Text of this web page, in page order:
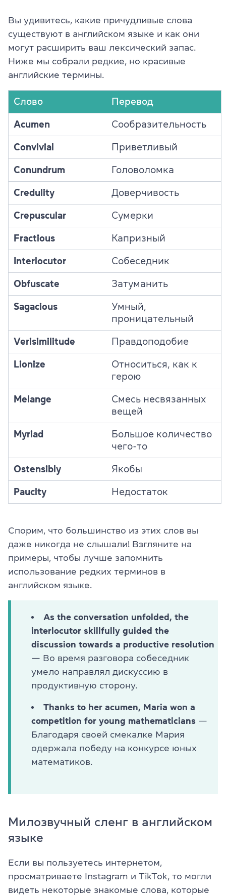
Вы удивитесь, какие причудливые слова
существуют в английском языке и как они
могут расширить ваш лексический запас.
Ниже мы собрали редкие, но красивые
английские термины.
Слово Перевод
Acumen Сообразительность
Convivial Приветливый
Conundrum Головоломка
Credulity Доверчивость
Crepuscular Сумерки
Fractious Капризный
Interlocutor Собеседник
Obfuscate Затуманить
Sagacious
Умный,
проницательный
Verisimilitude Правдоподобие
Lionize
Относиться, как к
герою
Melange
Смесь несвязанных
вещей
Myriad
Большое количество
чего-то
Ostensibly Якобы
Paucity Недостаток
Спорим, что большинство из этих слов вы
даже никогда не слышали! Взгляните на
примеры, чтобы лучше запомнить
использование редких терминов в
английском языке.
As the conversation unfolded, the
interlocutor skillfully guided the
discussion towards a productive resolution
— Во время разговора собеседник
умело направлял дискуссию в
продуктивную сторону.
Thanks to her acumen, Maria won a
competition for young mathematicians —
Благодаря своей смекалке Мария
одержала победу на конкурсе юных
математиков.
Милозвучный сленг в английском
языке
Если вы пользуетесь интернетом,
просматриваете Instagram и TikTok, то могли
видеть некоторые знакомые слова, которые